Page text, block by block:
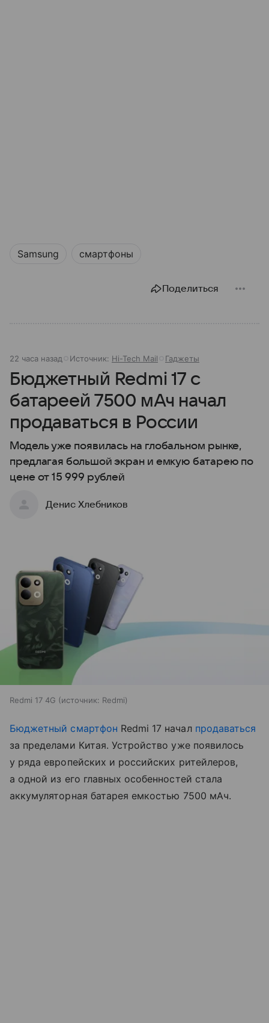
Samsung смартфоны
Поделиться
22 часа назад Источник: Hi-Tech Mail Гаджеты
Бюджетный Redmi 17 с
батареей 7500 мАч начал
продаваться в России
Модель уже появилась на глобальном рынке,
предлагая большой экран и емкую батарею по
цене от 15 999 рублей
Денис Хлебников
Redmi 17 4G источник: Redmi
Бюджетный смартфон Redmi 17 начал продаваться
за пределами Китая. Устройство уже появилось
у ряда европейских и российских ритейлеров,
а одной из его главных особенностей стала
аккумуляторная батарея емкостью 7500 мАч.